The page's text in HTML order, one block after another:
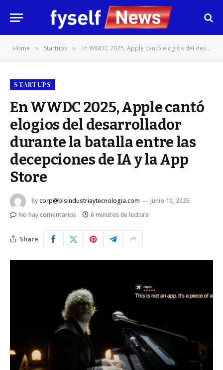
Home » Startups » En WWDC 2025, Apple cantó elogios del desarrollador durante la batalla entre las decepciones de IA y la App Store
STARTUPS
En WWDC 2025, Apple cantó
elogios del desarrollador
durante la batalla entre las
decepciones de IA y la App
Store
Bycorp@blsindustriaytecnologia.com
junio 10, 2025
No hay comentarios
6 minutos de lectura
Share